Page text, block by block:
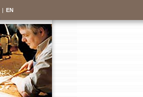
| EN